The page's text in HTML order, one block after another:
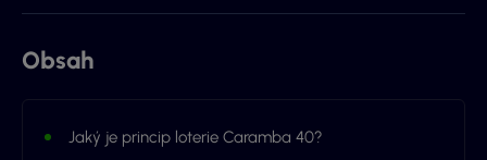
Obsah
Jaký je princip loterie Caramba 40?